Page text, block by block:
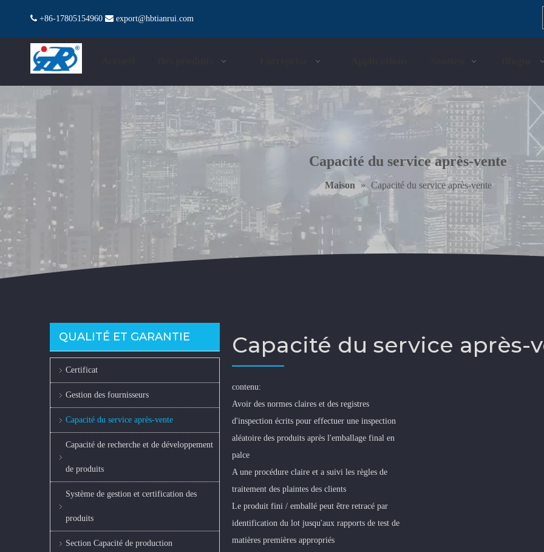
 +86-17805154960  export@hbtianrui.com
Capacité du service après-vente
Maison » Capacité du service après-vente
QUALITÉ ET GARANTIE
Certificat
Gestion des fournisseurs
Capacité du service après-vente
Capacité de recherche et de développement
de produits
Système de gestion et certification des
produits
Section Capacité de production
Capacité du service après-
contenu:
Avoir des normes claires et des registres
d'inspection écrits pour effectuer une inspection
aléatoire des produits après l'emballage final en
palce
A une procédure claire et a suivi les règles de
traitement des plaintes des clients
Le produit fini / emballé peut être retracé par
identification du lot jusqu'aux rapports de test de
matières premières appropriés